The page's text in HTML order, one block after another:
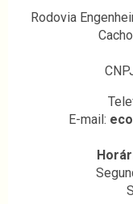
Rodovia
E-mail: